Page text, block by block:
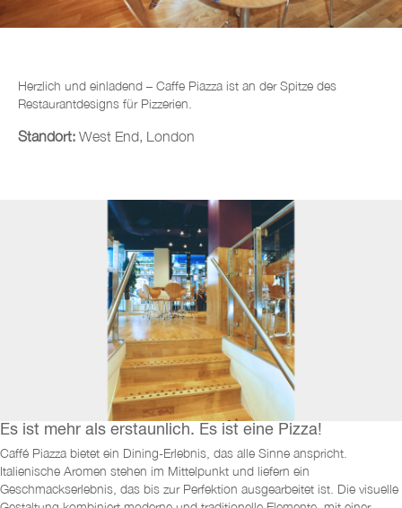
Herzlich und einladend – Caffe Piazza ist an der Spitze des
Restaurantdesigns für Pizzerien.
Standort: West End, London
Es ist mehr als erstaunlich. Es ist eine Pizza!
Caffé Piazza bietet ein Dining-Erlebnis, das alle Sinne anspricht.
Italienische Aromen stehen im Mittelpunkt und liefern ein
Geschmackserlebnis, das bis zur Perfektion ausgearbeitet ist. Die visuelle